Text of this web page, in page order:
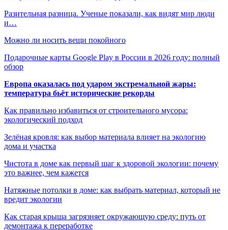
Разительная разница. Ученые показали, как видят мир люди
и…
Можно ли носить вещи покойного
Подарочные карты Google Play в России в 2026 году: полный
обзор
Европа оказалась под ударом экстремальной жары:
температура бьёт исторические рекорды
Как правильно избавиться от строительного мусора:
экологический подход
Зелёная кровля: как выбор материала влияет на экологию
дома и участка
Чистота в доме как первый шаг к здоровой экологии: почему
это важнее, чем кажется
Натяжные потолки в доме: как выбрать материал, который не
вредит экологии
Как старая крыша загрязняет окружающую среду: путь от
демонтажа к переработке